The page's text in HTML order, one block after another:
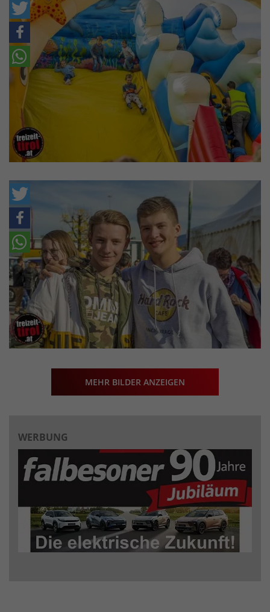
MEHR BILDER ANZEIGEN
WERBUNG